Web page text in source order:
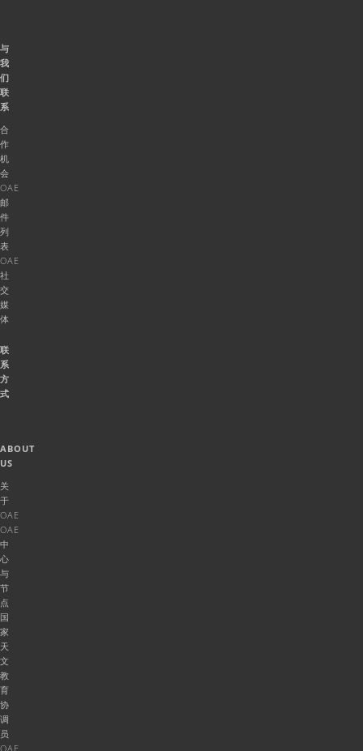
与
我
们
联
系
合
作
机
会
OAE
邮
件
列
表
OAE
社
交
媒
体
联
系
方
式
ABOUT
US
关
于
OAE
OAE
中
心
与
节
点
国
家
天
文
教
育
协
调
员
OAE